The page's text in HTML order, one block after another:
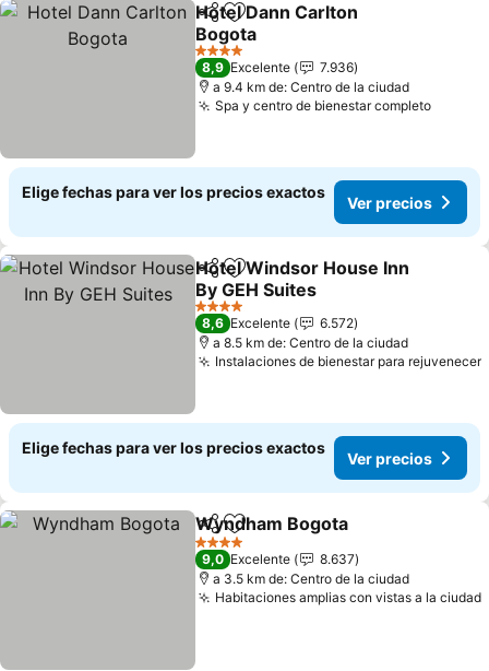
CompartirAgregar a favoritos
Hotel Dann Carlton
Bogota
Ver precios
4 Estrellas
8,9 Excelente
7.936
a 9.4 km de: Centro de la ciudad
Spa y centro de bienestar completoVer
Elige fechas para ver los precios exactos
Ver precios
CompartirAgregar a favoritos
Hotel Windsor House Inn
By GEH Suites
Ver precios
4 Estrellas
8,6 Excelente
6.572
a 8.5 km de: Centro de la ciudad
Instalaciones de bienestar para rejuvenecer
Elige fechas para ver los precios exactos
Ver precios
CompartirAgregar a favoritos
Wyndham Bogota
4 Estrellas
9,0 Excelente
8.637
a 3.5 km de: Centro de la ciudad
Habitaciones amplias con vistas a la ciudad